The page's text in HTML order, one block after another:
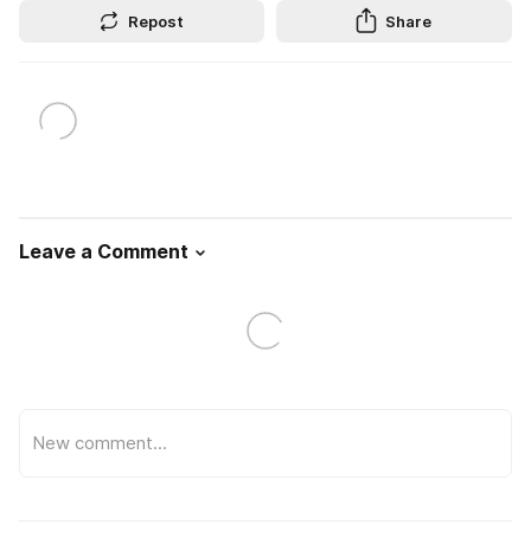
Repost Share
Leave a Comment